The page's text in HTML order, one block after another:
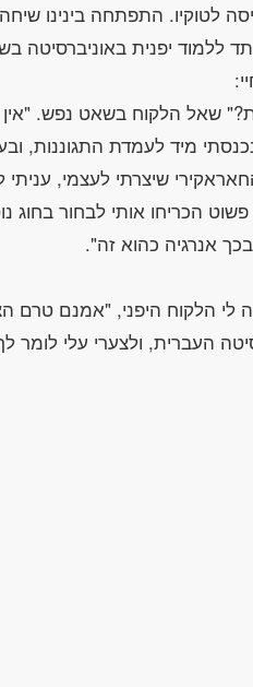
לטוקיו. התפתחה בינינו
ללמוד יפנית
שאל הלקוח בשאט נפש.
מיד לעמדת התגוננות,
שיצרתי לעצמי,
פשוט הכריחו אותי לבחור בחוג
לי הלקוח היפני, "אמנם טרם